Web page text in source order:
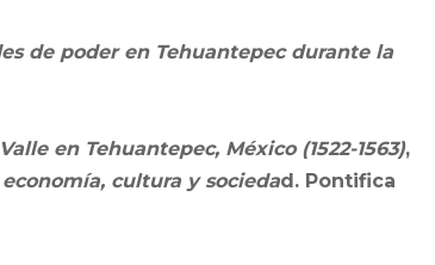
de poder en Tehuantepec durante la
en Tehuantepec, México (1522-1563),
cultura y sociedad. Pontifica